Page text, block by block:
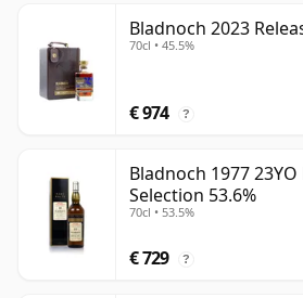
Bladnoch 2023
70cl • 45.5%
€ 974 ?
Bladnoch 1977
Selection 53.6%
70cl • 53.5%
€ 729 ?